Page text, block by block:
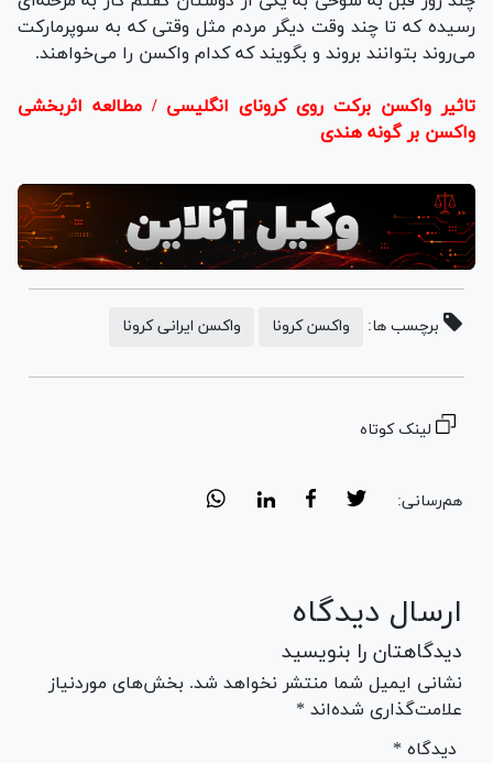
رسیده که تا چند وقت دیگر مردم مثل وقتی که به سوپرمارکت
می‌روند بتوانند بروند و بگویند که کدام واکسن را می‌خواهند.
تاثیر واکسن برکت روی کرونای انگلیسی / مطالعه اثربخشی
واکسن بر گونه هندی
برچسب ها: واکسن کرونا واکسن ایرانی کرونا
لینک کوتاه
هم‌رسانی:
ارسال دیدگاه
دیدگاهتان را بنویسید
نشانی ایمیل شما منتشر نخواهد شد. بخش‌های موردنیاز
علامت‌گذاری شده‌اند *
* دیدگاه